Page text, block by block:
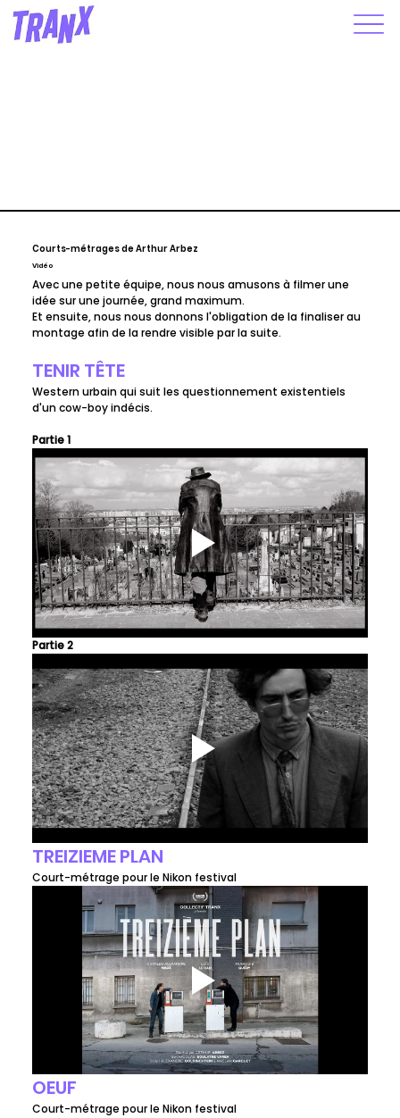
Courts-métrages de Arthur Arbez
Vidéo
Avec une petite équipe, nous nous amusons à filmer une
idée sur une journée, grand maximum.
Et ensuite, nous nous donnons l'obligation de la finaliser au
montage afin de la rendre visible par la suite.
TENIR TÊTE
Western urbain qui suit les questionnement existentiels
d'un cow-boy indécis.
Partie 1
Partie 2
TREIZIEME PLAN
Court-métrage pour le Nikon festival
OEUF
Court-métrage pour le Nikon festival